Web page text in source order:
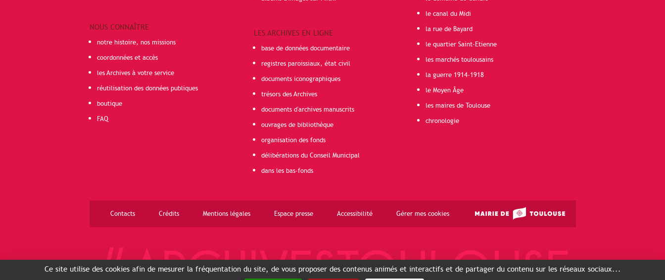
NOUS CONNAÎTRE
notre histoire, nos missions
coordonnées et accès
les Archives à votre service
réutilisation des données publiques
boutique
FAQ
LES ARCHIVES EN LIGNE
base de données documentaire
registres paroissiaux, état civil
documents iconographiques
trésors des Archives
documents d'archives manuscrits
ouvrages de bibliothèque
organisation des fonds
délibérations du Conseil Municipal
dans les bas-fonds
le canal du Midi
la rue de Bayard
le quartier Saint-Etienne
les marchés toulousains
la guerre 1914-1918
le Moyen Âge
les maires de Toulouse
chronologie
Contacts Crédits Mentions légales Espace presse Accessibilité Gérer mes cookies
Ce site utilise des cookies afin de mesurer la fréquentation du site, de vous proposer des contenus animés et interactifs et de partager du contenu sur les réseaux sociaux...